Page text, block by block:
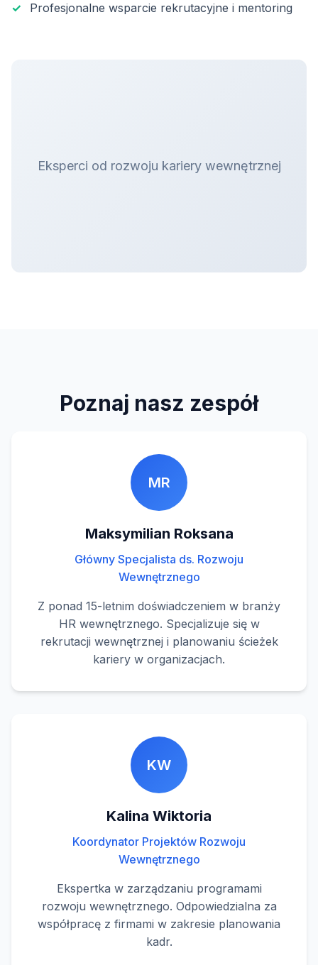
✓
Profesjonalne wsparcie rekrutacyjne i mentoring
Eksperci od rozwoju kariery wewnętrznej
Poznaj nasz zespół
MR
Maksymilian Roksana
Główny Specjalista ds. Rozwoju
Wewnętrznego
Z ponad 15-letnim doświadczeniem w branży
HR wewnętrznego. Specjalizuje się w
rekrutacji wewnętrznej i planowaniu ścieżek
kariery w organizacjach.
KW
Kalina Wiktoria
Koordynator Projektów Rozwoju
Wewnętrznego
Ekspertka w zarządzaniu programami
rozwoju wewnętrznego. Odpowiedzialna za
współpracę z firmami w zakresie planowania
kadr.